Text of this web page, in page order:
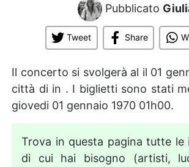
Pubblicato
Tweet Share
Il concerto si svolgerà al il 01
città di in . I biglietti sono stati
giovedi 01 gennaio 1970 01h00.
Trova in questa pagina tutte le
di cui hai bisogno (artisti,